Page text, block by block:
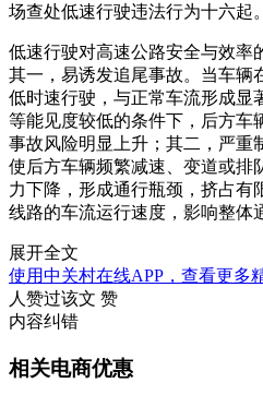
场查处低速行驶违法行为十六起。
低速行驶对高速公路安全与效率
其一，易诱发追尾事故。当车辆
低时速行驶，与正常车流形成显
等能见度较低的条件下，后方车
事故风险明显上升；其二，严重
使后方车辆频繁减速、变道或排
力下降，形成通行瓶颈，挤占有
线路的车流运行速度，影响整体
展开全文
使用中关村在线APP，查看更多
人赞过该文 赞
内容纠错
相关电商优惠